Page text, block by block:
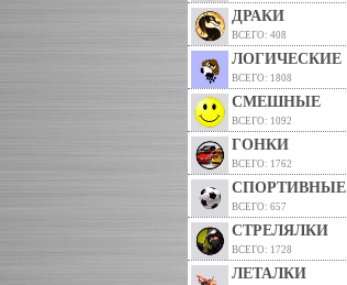
ДРАКИ
ВСЕГО: 408
ЛОГИЧЕСКИЕ
ВСЕГО: 1808
СМЕШНЫЕ
ВСЕГО: 1092
ГОНКИ
ВСЕГО: 1762
СПОРТИВНЫЕ
ВСЕГО: 657
СТРЕЛЯЛКИ
ВСЕГО: 1728
ЛЕТАЛКИ